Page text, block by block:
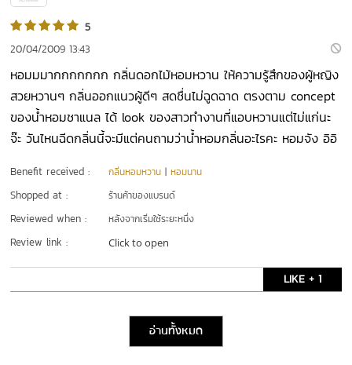
5
20/04/2009 13:43
หอมมมากกกกกกก กลิ่นดอกไม้หอมหวาน ให้ความรู้สึกของผู้หญิง
สวยหวานๆ กลิ่นออกแนวผู้ดีๆ สดชื่นไม่ฉูดฉาด ตรงตาม concept
ของน้ำหอมชาแนล ได้ look ของสาวทำงานที่แอบหวานแต่ไม่แก่นะ
จ๊ะ วันไหนฉีดกลิ่นนี้จะมีแต่คนถามว่าน้ำหอมกลิ่นอะไรคะ หอมจัง อิอิ
Benefit received : กลิ่นหอมหวาน |หอมนาน
Shopped at : ร้านค้าของแบรนด์
Reviewed when : หลังจากเริ่มใช้ระยะหนึ่ง
Review link : Click to open
LIKE + 1
อ่านทั้งหมด